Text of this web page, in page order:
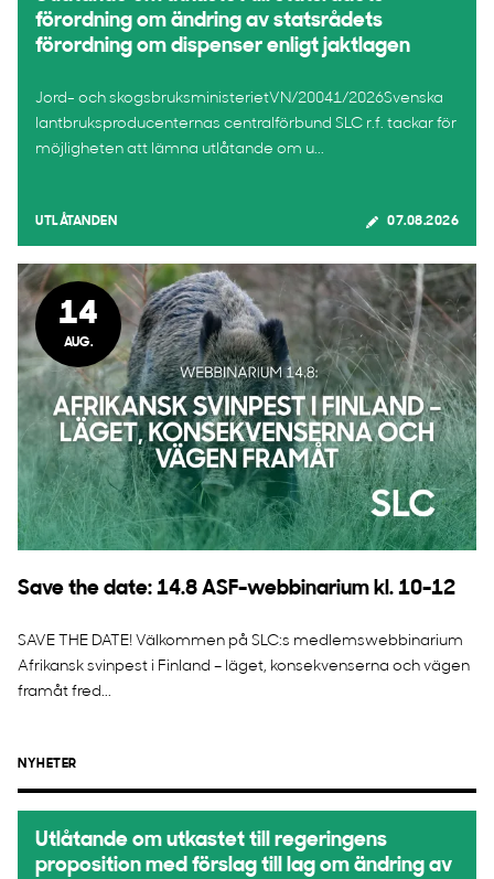
förordning om ändring av statsrådets
förordning om dispenser enligt jaktlagen
Jord- och skogsbruksministerietVN/20041/2026Svenska
lantbruksproducenternas centralförbund SLC r.f. tackar för
möjligheten att lämna utlåtande om u...
UTLÅTANDEN 07.08.2026
14
AUG.
Save the date: 14.8 ASF-webbinarium kl. 10-12
SAVE THE DATE! Välkommen på SLC:s medlemswebbinarium
Afrikansk svinpest i Finland – läget, konsekvenserna och vägen
framåt fred...
NYHETER
Utlåtande om utkastet till regeringens
proposition med förslag till lag om ändring av